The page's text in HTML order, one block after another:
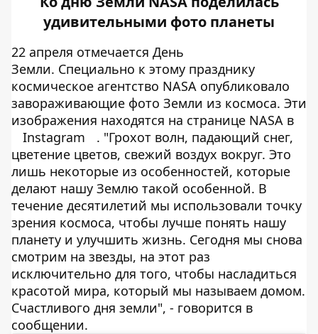
удивительными фото планеты
22 апреля отмечается День
Земли. Специально к этому празднику
космическое агентство NASA опубликовало
завораживающие фото Земли из космоса. Эти
изображения находятся на странице NASA в
Instagram
. "Грохот волн, падающий снег,
цветение цветов, свежий воздух вокруг. Это
лишь некоторые из особенностей, которые
делают нашу Землю такой особенной. В
течение десятилетий мы использовали точку
зрения космоса, чтобы лучше понять нашу
планету и улучшить жизнь. Сегодня мы снова
смотрим на звезды, на этот раз
исключительно для того, чтобы насладиться
красотой мира, который мы называем домом.
Счастливого дня земли", - говорится в
сообщении.